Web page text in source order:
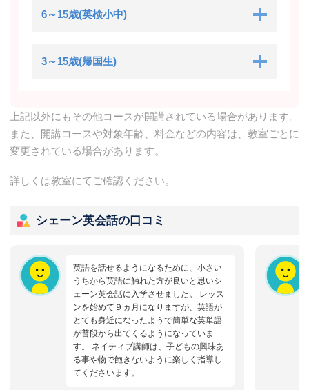
6～15歳(英検小中)
3～15歳(帰国生)
上記以外にもその他コースが開講されている場合があります。
また、開講コースや対象年齢、料金などの内容は、教室ごとに
変更されている場合があります。
詳しくは教室にてご確認ください。
シェーン英会話の口コミ
英語を話せるようになるために、小さい
うちから英語に触れた方が良いと思いシ
ェーン英会話に入学させました。 レッス
ンを始めて９ヵ月になりますが、英語が
とても身近になったようで簡単な英単語
が普段から出てくるようになっていま
す。 ネイティブ講師は、子どもの興味あ
る事や物で飽きないように楽しく指導し
てくださいます。